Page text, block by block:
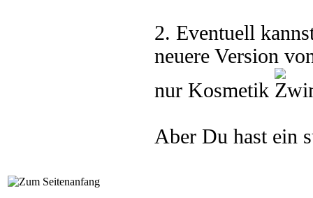
2. Eventuell
neuere Version
nur Kosmetik
Aber Du hast ein